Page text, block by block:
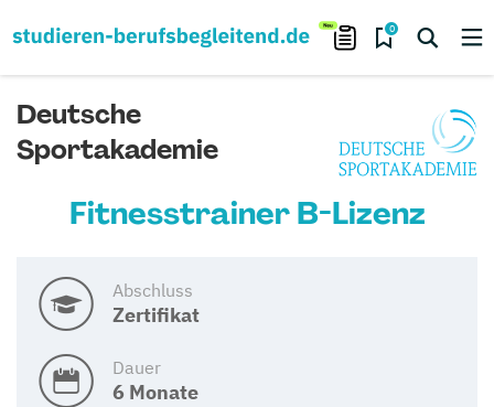
0
Deutsche
Sportakademie
Fitnesstrainer B-Lizenz
Abschluss
Zertifikat
Dauer
6 Monate